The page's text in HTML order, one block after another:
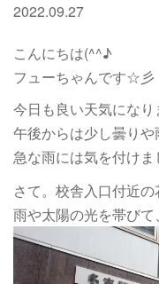
2022.09.27
こんにちは(^^♪
フューちゃんです☆彡
今日も良い天気になり
午後からは少し曇りや
急な雨には気を付けま
さて。校舎入口付近の
雨や太陽の光を帯び